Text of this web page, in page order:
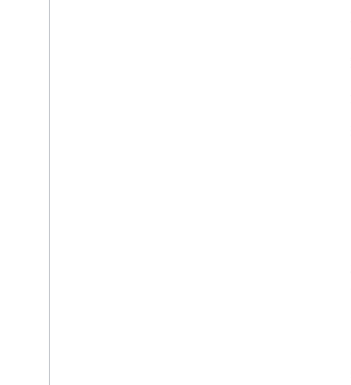
コ
次の
登録
れま
登録
たと
性別
特に記載のな